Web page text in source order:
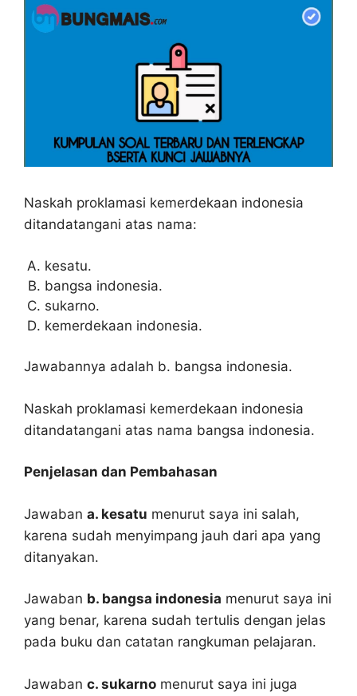
Naskah proklamasi kemerdekaan indonesia
ditandatangani atas nama:
kesatu.
bangsa indonesia.
sukarno.
kemerdekaan indonesia.
Jawabannya adalah b. bangsa indonesia.
Naskah proklamasi kemerdekaan indonesia
ditandatangani atas nama bangsa indonesia.
Penjelasan dan Pembahasan
Jawaban a. kesatu menurut saya ini salah,
karena sudah menyimpang jauh dari apa yang
ditanyakan.
Jawaban b. bangsa indonesia menurut saya ini
yang benar, karena sudah tertulis dengan jelas
pada buku dan catatan rangkuman pelajaran.
Jawaban c. sukarno menurut saya ini juga